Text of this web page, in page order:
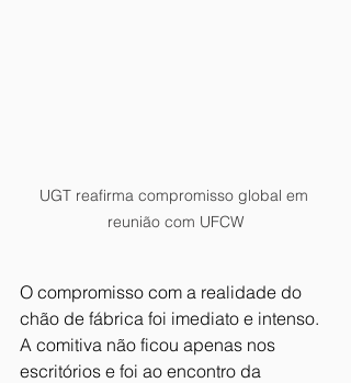
UGT reafirma compromisso global em
reunião com UFCW
O compromisso com a realidade do
chão de fábrica foi imediato e intenso.
A comitiva não ficou apenas nos
escritórios e foi ao encontro da